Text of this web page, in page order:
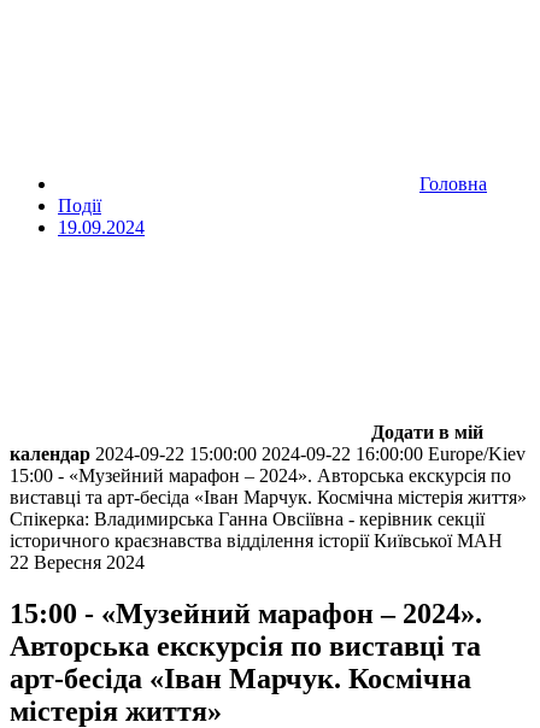
Головна
Події
19.09.2024
Додати в мій
календар 2024-09-22 15:00:00 2024-09-22 16:00:00 Europe/Kiev
15:00 - «Музейний марафон – 2024». Авторська екскурсія по
виставці та арт-бесіда «Іван Марчук. Космічна містерія життя»
Спікерка: Владимирська Ганна Овсіївна - керівник секції
історичного краєзнавства відділення історії Київської МАН
22 Вересня 2024
15:00 - «Музейний марафон – 2024».
Авторська екскурсія по виставці та
арт-бесіда «Іван Марчук. Космічна
містерія життя»